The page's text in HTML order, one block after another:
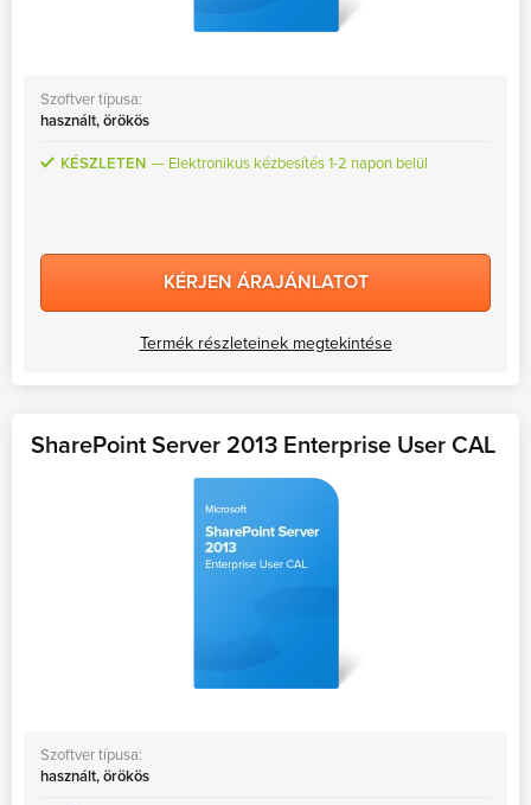
Szoftver típusa:
használt, örökös
KÉSZLETEN Elektronikus kézbesítés 1-2 napon belül
KÉRJEN ÁRAJÁNLATOT
Termék részleteinek megtekintése
SharePoint Server 2013 Enterprise User CAL
Szoftver típusa:
használt, örökös